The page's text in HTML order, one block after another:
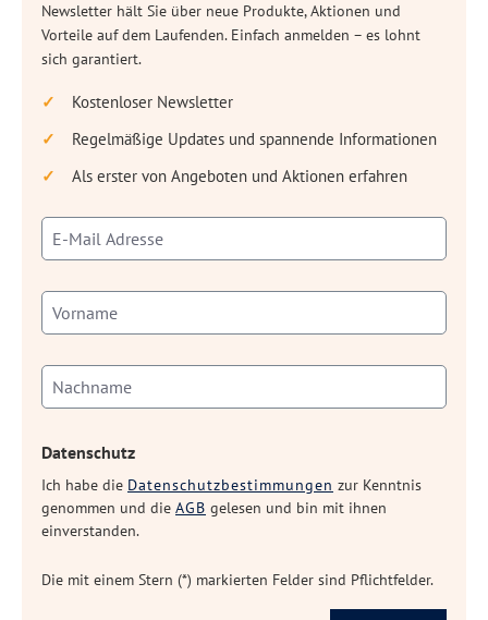
Newsletter hält Sie über neue Produkte, Aktionen und
Vorteile auf dem Laufenden. Einfach anmelden – es lohnt
sich garantiert.
Kostenloser Newsletter
Regelmäßige Updates und spannende Informationen
Als erster von Angeboten und Aktionen erfahren
Datenschutz
Ich habe die Datenschutzbestimmungen zur Kenntnis
genommen und die AGB gelesen und bin mit ihnen
einverstanden.
Die mit einem Stern (*) markierten Felder sind Pflichtfelder.